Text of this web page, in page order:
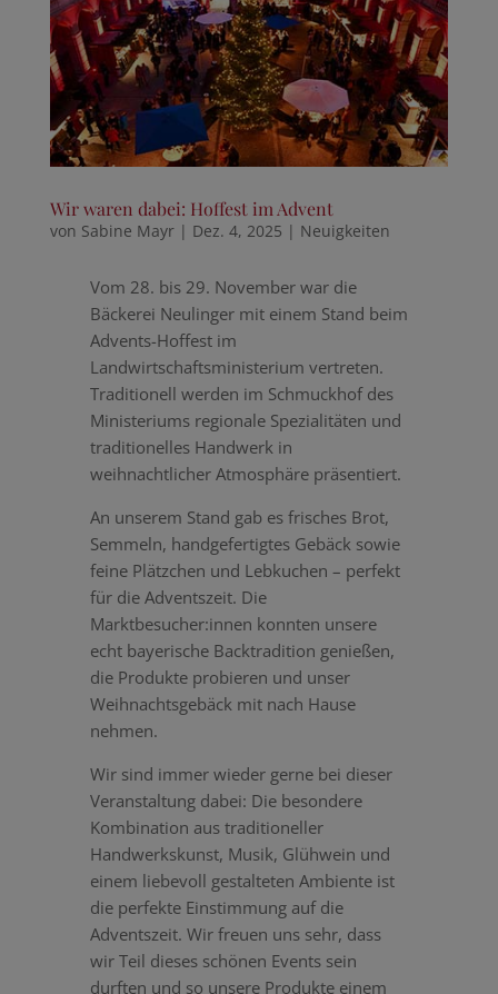
Wir waren dabei: Hoffest im Advent
von Sabine Mayr| Dez. 4, 2025 | Neuigkeiten
Vom 28. bis 29. November war die
Bäckerei Neulinger mit einem Stand beim
Advents-Hoffest im
Landwirtschaftsministerium vertreten.
Traditionell werden im Schmuckhof des
Ministeriums regionale Spezialitäten und
traditionelles Handwerk in
weihnachtlicher Atmosphäre präsentiert.
An unserem Stand gab es frisches Brot,
Semmeln, handgefertigtes Gebäck sowie
feine Plätzchen und Lebkuchen – perfekt
für die Adventszeit. Die
Marktbesucher:innen konnten unsere
echt bayerische Backtradition genießen,
die Produkte probieren und unser
Weihnachtsgebäck mit nach Hause
nehmen.
Wir sind immer wieder gerne bei dieser
Veranstaltung dabei: Die besondere
Kombination aus traditioneller
Handwerkskunst, Musik, Glühwein und
einem liebevoll gestalteten Ambiente ist
die perfekte Einstimmung auf die
Adventszeit. Wir freuen uns sehr, dass
wir Teil dieses schönen Events sein
durften und so unsere Produkte einem